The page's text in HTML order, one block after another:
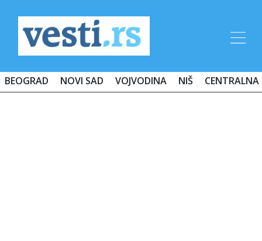
BEOGRAD NOVI SAD VOJVODINA NIŠ CENTRALNA